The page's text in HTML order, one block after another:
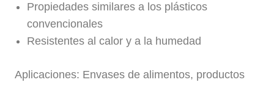
Propiedades similares a los plásticos
convencionales
Resistentes al calor y a la humedad
Aplicaciones: Envases de alimentos, productos